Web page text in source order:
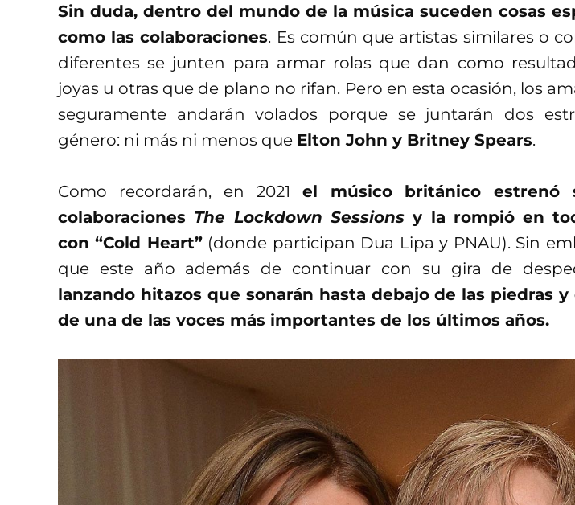
Sin duda, dentro del mundo de la música suceden cosas
como las colaboraciones. Es común que artistas similares o
diferentes se junten para armar rolas que dan como
joyas u otras que de plano no rifan. Pero en esta ocasión, los
seguramente andarán volados porque se juntarán dos
género: ni más ni menos que Elton John y Britney Spears.
Como recordarán, en 2021 el músico británico estrenó
colaboraciones The Lockdown Sessionsy la rompió en
con “Cold Heart”(donde participan Dua Lipa y PNAU). Sin
que este año además de continuar con su gira de
lanzando hitazos que sonarán hasta debajo de las piedras
de una de las voces más importantes de los últimos años.